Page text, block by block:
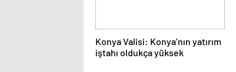
Konya Valisi: Konya’nın yatırım
iştahı oldukça yüksek